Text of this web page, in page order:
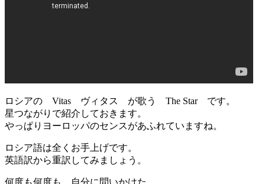
ロシアの Vitas ヴィタス が歌う The Star です。
星つながりで紹介しておきます。
やっぱりヨーロッパのセンスがあふれていますね。
ロシア語は全くお手上げです。
英語訳から重訳してみましょう。
何度も何度も 自分に問いかけた